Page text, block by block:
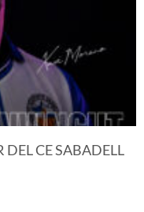
CE SABADELL